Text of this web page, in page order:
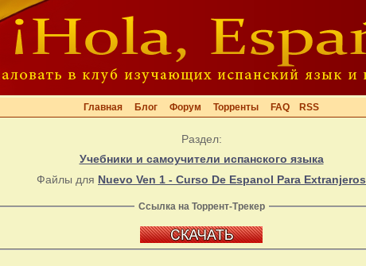
Главная Блог Форум Торренты FAQ RSS
Раздел:
Учебники и самоучители испанского языка
Файлы для Nuevo Ven 1 - Curso De Espanol Para Extranjeros
Ссылка на Торрент-Трекер